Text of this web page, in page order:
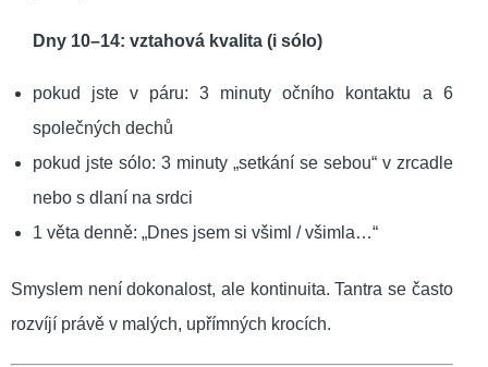
Dny 10–14: vztahová kvalita (i sólo)
pokud jste v páru: 3 minuty očního kontaktu a 6
společných dechů
pokud jste sólo: 3 minuty „setkání se sebou“ v zrcadle
nebo s dlaní na srdci
1 věta denně: „Dnes jsem si všiml / všimla…“
Smyslem není dokonalost, ale kontinuita. Tantra se často
rozvíjí právě v malých, upřímných krocích.